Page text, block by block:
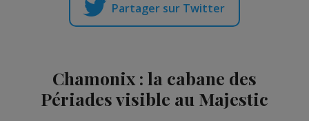
Partager sur Twitter
Chamonix : la cabane des
Périades visible au Majestic